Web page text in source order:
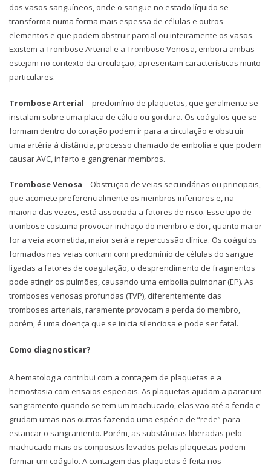
dos vasos sanguíneos, onde o sangue no estado líquido se
transforma numa forma mais espessa de células e outros
elementos e que podem obstruir parcial ou inteiramente os vasos.
Existem a Trombose Arterial e a Trombose Venosa, embora ambas
estejam no contexto da circulação, apresentam características muito
particulares.
Trombose Arterial – predomínio de plaquetas, que geralmente se
instalam sobre uma placa de cálcio ou gordura. Os coágulos que se
formam dentro do coração podem ir para a circulação e obstruir
uma artéria à distância, processo chamado de embolia e que podem
causar AVC, infarto e gangrenar membros.
Trombose Venosa – Obstrução de veias secundárias ou principais,
que acomete preferencialmente os membros inferiores e, na
maioria das vezes, está associada a fatores de risco. Esse tipo de
trombose costuma provocar inchaço do membro e dor, quanto maior
for a veia acometida, maior será a repercussão clínica. Os coágulos
formados nas veias contam com predomínio de células do sangue
ligadas a fatores de coagulação, o desprendimento de fragmentos
pode atingir os pulmões, causando uma embolia pulmonar (EP). As
tromboses venosas profundas (TVP), diferentemente das
tromboses arteriais, raramente provocam a perda do membro,
porém, é uma doença que se inicia silenciosa e pode ser fatal.
Como diagnosticar?
A hematologia contribui com a contagem de plaquetas e a
hemostasia com ensaios especiais. As plaquetas ajudam a parar um
sangramento quando se tem um machucado, elas vão até a ferida e
grudam umas nas outras fazendo uma espécie de “rede” para
estancar o sangramento. Porém, as substâncias liberadas pelo
machucado mais os compostos levados pelas plaquetas podem
formar um coágulo. A contagem das plaquetas é feita nos